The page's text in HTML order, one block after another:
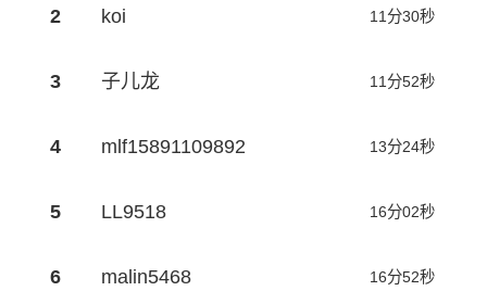
2 koi 11分30秒
3 子儿龙 11分52秒
4 mlf15891109892 13分24秒
5 LL9518 16分02秒
6 malin5468 16分52秒